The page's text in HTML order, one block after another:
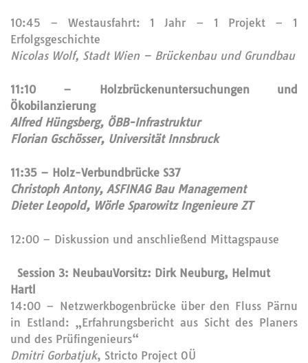
10:45 – Westausfahrt: 1 Jahr – 1 Projekt – 1
Erfolgsgeschichte
Nicolas Wolf, Stadt Wien – Brückenbau und Grundbau
11:10 – Holzbrückenuntersuchungen und
Ökobilanzierung
Alfred Hüngsberg, ÖBB-Infrastruktur
Florian Gschösser, Universität Innsbruck
11:35 – Holz-Verbundbrücke S37
Christoph Antony, ASFINAG Bau Management
Dieter Leopold, Wörle Sparowitz Ingenieure ZT
12:00 – Diskussion und anschließend Mittagspause
Session 3: NeubauVorsitz: Dirk Neuburg, Helmut
Hartl
14:00 – Netzwerkbogenbrücke über den Fluss Pärnu
in Estland: „Erfahrungsbericht aus Sicht des Planers
und des Prüfingenieurs“
Dmitri Gorbatjuk, Stricto Project OÜ